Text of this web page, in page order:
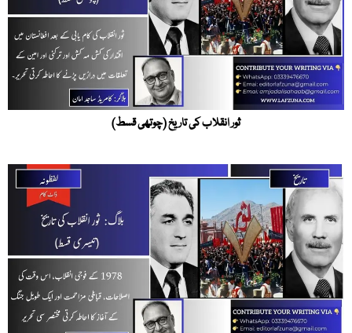
ثور انقلاب کی تاریخ (چوتھی قسط)